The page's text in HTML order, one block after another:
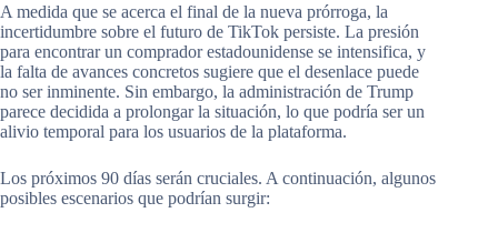
A medida que se acerca el final de la nueva prórroga, la
incertidumbre sobre el futuro de TikTok persiste. La presión
para encontrar un comprador estadounidense se intensifica, y
la falta de avances concretos sugiere que el desenlace puede
no ser inminente. Sin embargo, la administración de Trump
parece decidida a prolongar la situación, lo que podría ser un
alivio temporal para los usuarios de la plataforma.
Los próximos 90 días serán cruciales. A continuación, algunos
posibles escenarios que podrían surgir: